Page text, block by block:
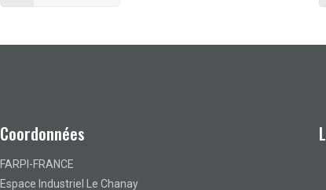
Coordonnées
FARPI-FRANCE
Espace Industriel Le Chanay